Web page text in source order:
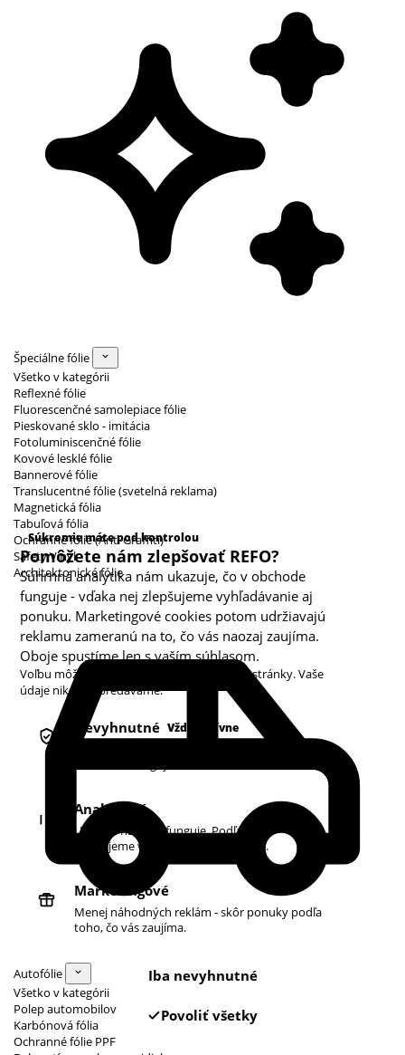
Špeciálne fólie
Všetko v kategórii
Reflexné fólie
Fluorescenčné samolepiace fólie
Pieskované sklo - imitácia
Fotoluminiscenčné fólie
Kovové lesklé fólie
Bannerové fólie
Translucentné fólie (svetelná reklama)
Magnetická fólia
Tabuľová fólia
Ochranné fólie (Anti Graffiti)
Safety Vinyl
Architektonické fólie
Autofólie
Všetko v kategórii
Polep automobilov
Karbónová fólia
Ochranné fólie PPF
Súkromie máte pod kontrolou
Pomôžete nám zlepšovať REFO?
Súhrnná analytika nám ukazuje, čo v obchode
funguje - vďaka nej zlepšujeme vyhľadávanie aj
ponuku. Marketingové cookies potom udržiavajú
reklamu zameranú na to, čo vás naozaj zaujíma.
Oboje spustíme len s vaším súhlasom.
Voľbu môžete kedykoľvek zmeniť v pätičke stránky. Vaše
údaje nikdy nepredávame.
Kategórie cookies
Nevyhnutné Vždy aktívne
Analytické
Ukazujú nám, čo funguje. Podľa toho
zlepšujeme vyhľadávanie aj ponuku.
Marketingové
Menej náhodných reklám - skôr ponuky podľa
toho, čo vás zaujíma.
Iba nevyhnutné
Povoliť všetky